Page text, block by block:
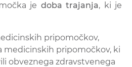
je doba trajanja, ki je
pripomočkov,
medicinskih pripomočkov, ki
obveznega zdravstvenega